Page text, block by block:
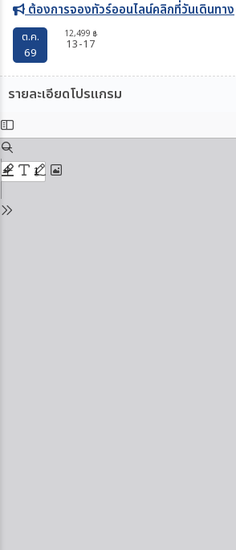
ต้องการจองทัวร์ออนไลน์คลิกที่วันเดินทาง
ต.ค.
69
12,499 ฿
13-17
รายละเอียดโปรแกรม